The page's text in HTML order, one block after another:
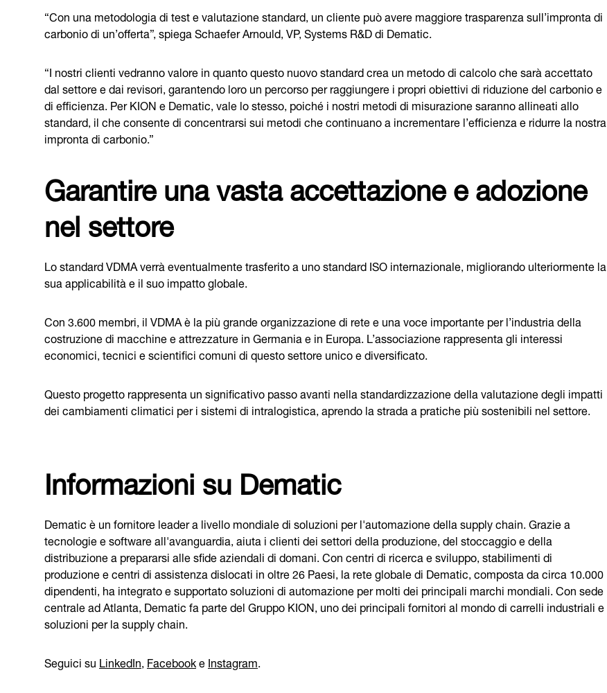
“Con una metodologia di test e valutazione standard, un cliente può avere maggiore trasparenza sull’impronta di
carbonio di un’offerta”, spiega Schaefer Arnould, VP, Systems R&D di Dematic.
“I nostri clienti vedranno valore in quanto questo nuovo standard crea un metodo di calcolo che sarà accettato
dal settore e dai revisori, garantendo loro un percorso per raggiungere i propri obiettivi di riduzione del carbonio e
di efficienza. Per KION e Dematic, vale lo stesso, poiché i nostri metodi di misurazione saranno allineati allo
standard, il che consente di concentrarsi sui metodi che continuano a incrementare l’efficienza e ridurre la nostra
impronta di carbonio.”
Garantire una vasta accettazione e adozione
nel settore
Lo standard VDMA verrà eventualmente trasferito a uno standard ISO internazionale, migliorando ulteriormente la
sua applicabilità e il suo impatto globale.
Con 3.600 membri, il VDMA è la più grande organizzazione di rete e una voce importante per l’industria della
costruzione di macchine e attrezzature in Germania e in Europa. L’associazione rappresenta gli interessi
economici, tecnici e scientifici comuni di questo settore unico e diversificato.
Questo progetto rappresenta un significativo passo avanti nella standardizzazione della valutazione degli impatti
dei cambiamenti climatici per i sistemi di intralogistica, aprendo la strada a pratiche più sostenibili nel settore.
Informazioni su Dematic
Dematic è un fornitore leader a livello mondiale di soluzioni per l'automazione della supply chain. Grazie a
tecnologie e software all'avanguardia, aiuta i clienti dei settori della produzione, del stoccaggio e della
distribuzione a prepararsi alle sfide aziendali di domani. Con centri di ricerca e sviluppo, stabilimenti di
produzione e centri di assistenza dislocati in oltre 26 Paesi, la rete globale di Dematic, composta da circa 10.000
dipendenti, ha integrato e supportato soluzioni di automazione per molti dei principali marchi mondiali. Con sede
centrale ad Atlanta, Dematic fa parte del Gruppo KION, uno dei principali fornitori al mondo di carrelli industriali e
soluzioni per la supply chain.
Seguici suLinkedIn,FacebookeInstagram.